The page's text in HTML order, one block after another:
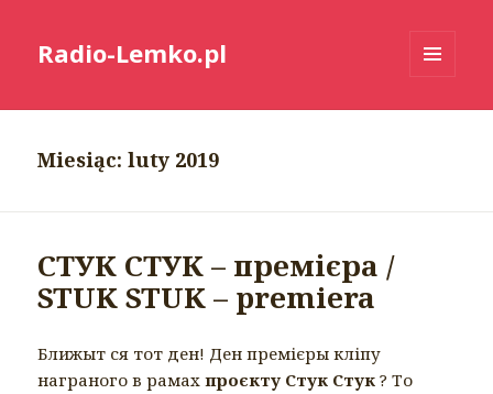
Radio-Lemko.pl
Miesiąc:luty 2019
СТУК СТУК – премієра /
STUK STUK – premiera
Ближыт ся тот ден! Ден премієры кліпу
награного в рамахпроєкту Стук Стук ? То